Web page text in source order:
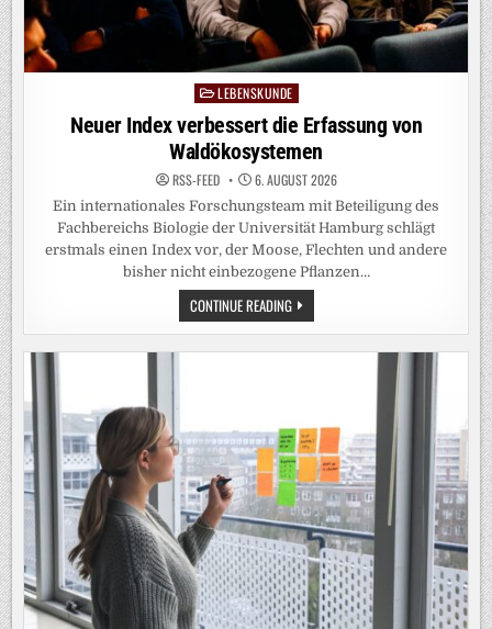
Posted
in
LEBENSKUNDE
Neuer Index verbessert die Erfassung von
Waldökosystemen
RSS-FEED 6. AUGUST 2026
Ein internationales Forschungsteam mit Beteiligung des
Fachbereichs Biologie der Universität Hamburg schlägt
erstmals einen Index vor, der Moose, Flechten und andere
bisher nicht einbezogene Pflanzen…
CONTINUE READINGNEUER
INDEX
VERBESSERT
WALDÖKOSYSTEMEN